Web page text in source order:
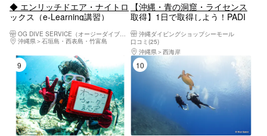
◆ エンリッチドエア・ナイトロ
ックス（e-Learning講習）
OG DIVE SERVICE（オージーダイブサービス）
沖縄県
石垣島・西表島・竹富島
【沖縄・青の洞窟・ライセンス
取得】1日で取得しよう！PADI
沖縄ダイビングショップシーモール
口コミ(25)
沖縄県
西海岸
9位 10位